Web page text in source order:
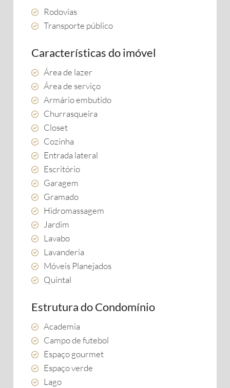
Rodovias
Transporte público
Características do imóvel
Área de lazer
Área de serviço
Armário embutido
Churrasqueira
Closet
Cozinha
Entrada lateral
Escritório
Garagem
Gramado
Hidromassagem
Jardim
Lavabo
Lavanderia
Móveis Planejados
Quintal
Estrutura do Condomínio
Academia
Campo de futebol
Espaço gourmet
Espaço verde
Lago